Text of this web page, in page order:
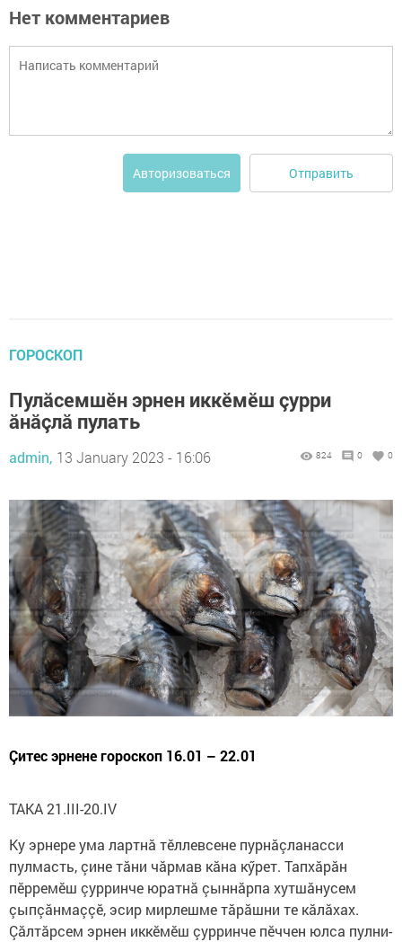
Нет комментариев
Авторизоваться Отправить
ГОРОСКОП
Пулăсемшӗн эрнен иккӗмӗш çурри
ăнăçлă пулать
admin, 13 January 2023 - 16:06 824 0 0
Çитес эрнене гороскоп 16.01 – 22.01
ТАКА 21.III-20.IV
Ку эрнере ума лартнă тӗллевсене пурнăçланасси
пулмасть, çине тăни чăрмав кăна кӳрет. Тапхăрăн
пӗрремӗш çурринче юратнă çыннăрпа хутшăнусем
çыпçăнмаççӗ, эсир мирлешме тăрăшни те кăлăхах.
Çăлтăрсем эрнен иккӗмӗш çурринче пӗччен юлса пулни-